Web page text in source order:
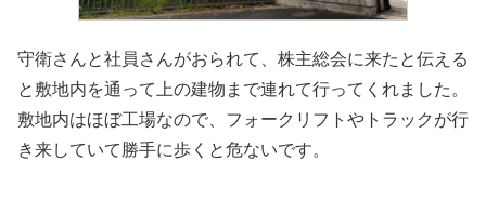
守衛さんと社員さんがおられて、株主総会に来たと伝える
と敷地内を通って上の建物まで連れて行ってくれました。
敷地内はほぼ工場なので、フォークリフトやトラックが行
き来していて勝手に歩くと危ないです。